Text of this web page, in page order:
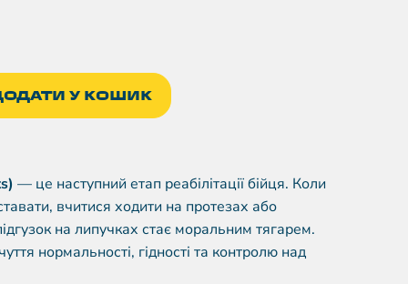
У КОШИК
— це наступний етап реабілітації бійця. Коли
вчитися ходити на протезах або
на липучках стає моральним тягарем.
нормальності, гідності та контролю над